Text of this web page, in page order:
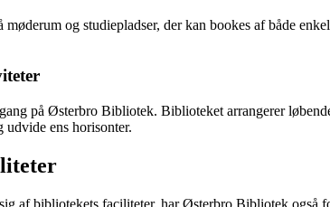
og studiepladser, der kan bookes af både
på Østerbro Bibliotek. Biblioteket arrangerer
udvide ens horisonter.
af bibliotekets faciliteter, har Østerbro Bibliotek